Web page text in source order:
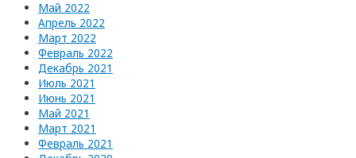
Май 2022
Апрель 2022
Март 2022
Февраль 2022
Декабрь 2021
Июль 2021
Июнь 2021
Май 2021
Март 2021
Февраль 2021